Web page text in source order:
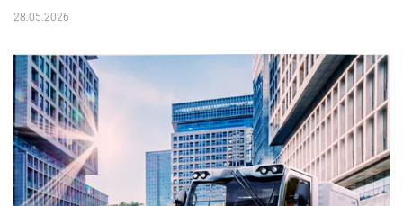
28.05.2026